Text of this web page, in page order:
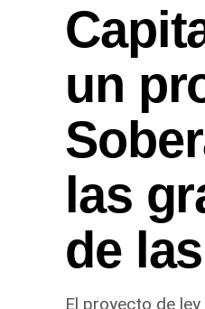
un
las
de
El proyecto de